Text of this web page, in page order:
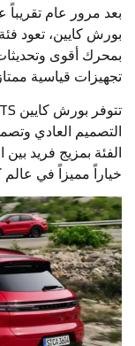
بعد مرور عام تقريباً
بمحرك أقوى
تجهيزات قياسية
الفئة بمزيج فريد بين
خياراً مميزاً في عالم